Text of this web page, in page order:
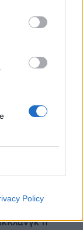
Policy
ευρώ
605
σε
η